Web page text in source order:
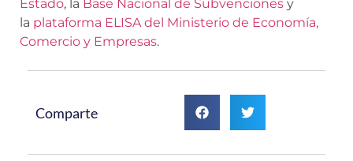
Estado, la Base Nacional de Subvenciones y
la plataforma ELISA del Ministerio de Economía,
Comercio y Empresas.
Comparte